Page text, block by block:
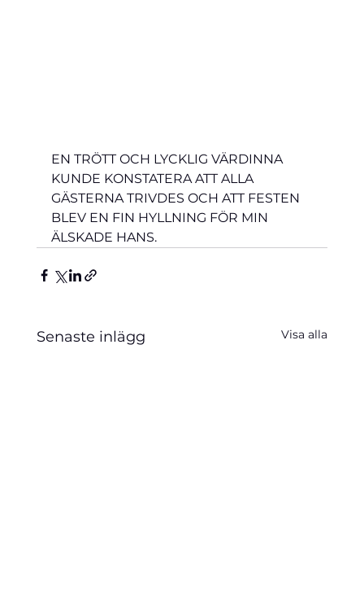
EN TRÖTT OCH LYCKLIG VÄRDINNA
KUNDE KONSTATERA ATT ALLA
GÄSTERNA TRIVDES OCH ATT FESTEN
BLEV EN FIN HYLLNING FÖR MIN
ÄLSKADE HANS.
Senaste inlägg Visa alla